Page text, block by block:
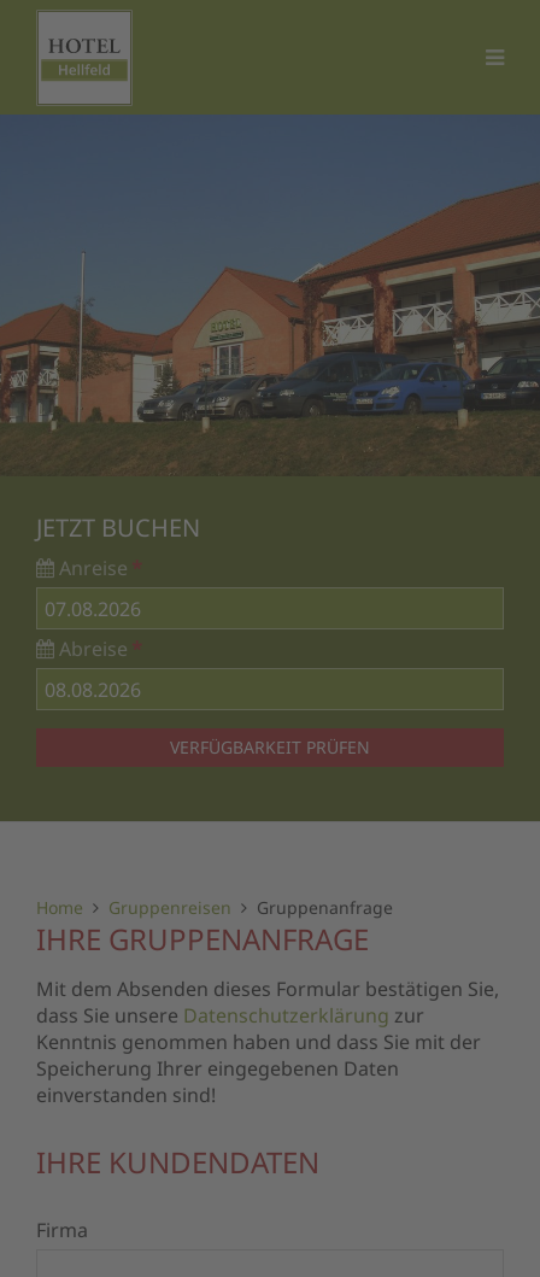
JETZT BUCHEN
Anreise
Abreise
VERFÜGBARKEIT PRÜFEN
Home Gruppenreisen Gruppenanfrage
IHRE GRUPPENANFRAGE
Mit dem Absenden dieses Formular bestätigen Sie,
dass Sie unsere Datenschutzerklärung zur
Kenntnis genommen haben und dass Sie mit der
Speicherung Ihrer eingegebenen Daten
einverstanden sind!
IHRE KUNDENDATEN
Firma